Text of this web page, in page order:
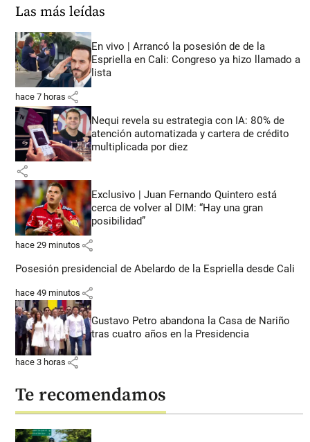
Las más leídas
En vivo | Arrancó la posesión de de la
Espriella en Cali: Congreso ya hizo llamado a
lista
hace 7 horas share
Nequi revela su estrategia con IA: 80% de
atención automatizada y cartera de crédito
multiplicada por diez
share
Exclusivo | Juan Fernando Quintero está
cerca de volver al DIM: “Hay una gran
posibilidad”
hace 29 minutos share
Posesión presidencial de Abelardo de la Espriella desde Cali
hace 49 minutos share
Gustavo Petro abandona la Casa de Nariño
tras cuatro años en la Presidencia
hace 3 horas share
Te recomendamos